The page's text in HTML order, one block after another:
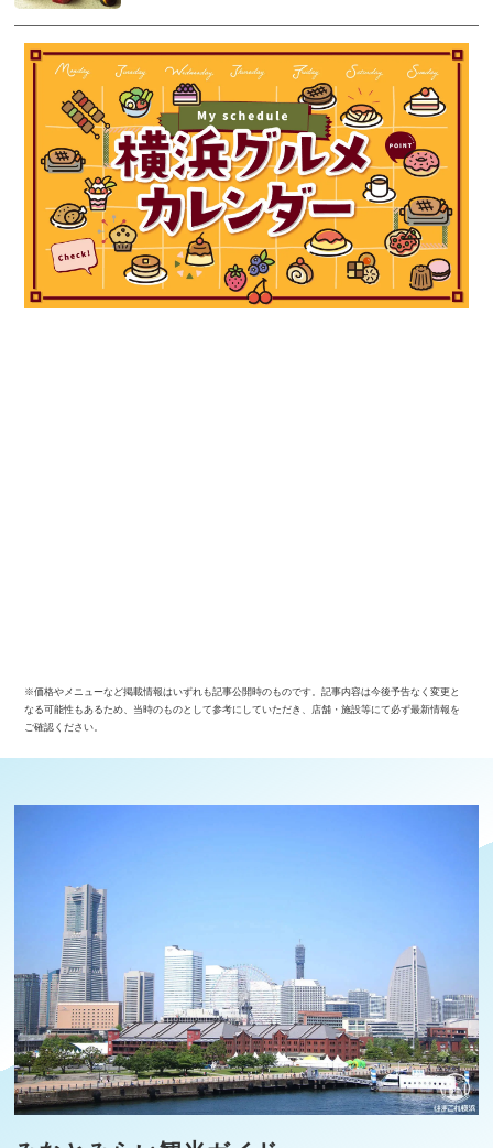
※価格やメニューなど掲載情報はいずれも記事公開時のものです。記事内容は今後予告なく変更と
なる可能性もあるため、当時のものとして参考にしていただき、店舗・施設等にて必ず最新情報を
ご確認ください。